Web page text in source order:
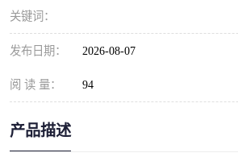
关键词：
发布日期： 2026-08-07
阅 读 量： 94
产品描述